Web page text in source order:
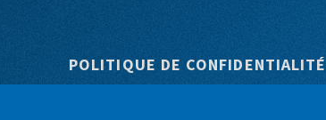
Pied de page
POLITIQUE DE CONFIDENTIALITÉ